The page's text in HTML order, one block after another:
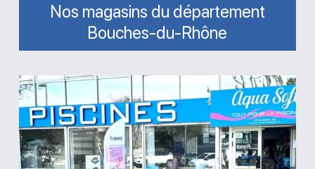
Nos magasins du département
Bouches-du-Rhône
Magasin
Aqua
Soft
Piscines